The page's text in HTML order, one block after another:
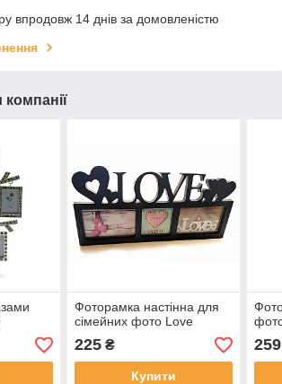
впродовж 14 днів за домовленістю
компанії
Фоторамка настінна для
сімейних фото Love
225₴
Купити
259